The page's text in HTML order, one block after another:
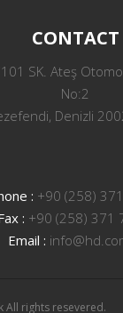
CONTACT
SK. Ateş
No:2
Denizli
: +90 (258)
: +90 (258) 371
Email :
All rights resevered.